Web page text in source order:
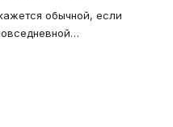
обычной, если
…